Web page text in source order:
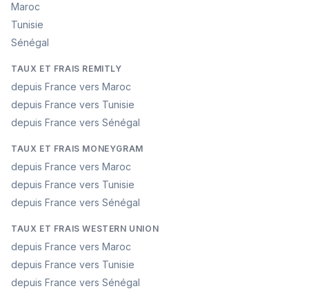
Maroc
Tunisie
Sénégal
TAUX ET FRAIS REMITLY
depuis France vers Maroc
depuis France vers Tunisie
depuis France vers Sénégal
TAUX ET FRAIS MONEYGRAM
depuis France vers Maroc
depuis France vers Tunisie
depuis France vers Sénégal
TAUX ET FRAIS WESTERN UNION
depuis France vers Maroc
depuis France vers Tunisie
depuis France vers Sénégal